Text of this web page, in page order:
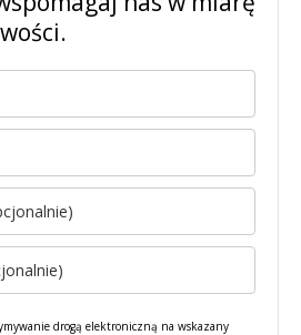
drogą elektroniczną na wskazany